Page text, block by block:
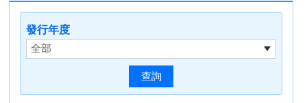
發行年度